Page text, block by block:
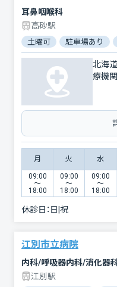
耳鼻咽喉科
高砂駅
土曜可 駐車場あり
北海
療機関
月 火 水
09:00
〜
18:00
09:00
〜
18:00
09:00
〜
18:00
休診日： 日|祝
江別市立病院
江別駅